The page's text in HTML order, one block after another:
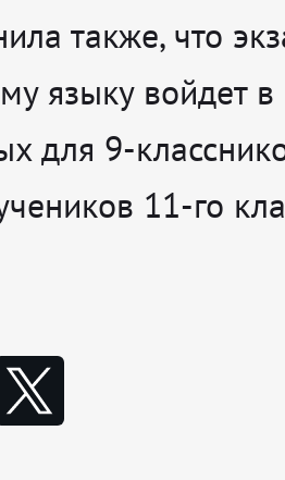
также, что
языку войдет
для 9-
11-го